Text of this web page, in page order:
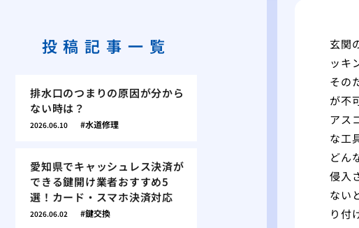
玄関
ッキ
その
が不
アス
な工
どん
侵入
ない
り付
投稿記事一覧
排水口のつまりの原因が分から
ない時は？
2026.06.10 水道修理
愛知県でキャッシュレス決済が
できる鍵開け業者おすすめ5
選！カード・スマホ決済対応
2026.06.02 鍵交換